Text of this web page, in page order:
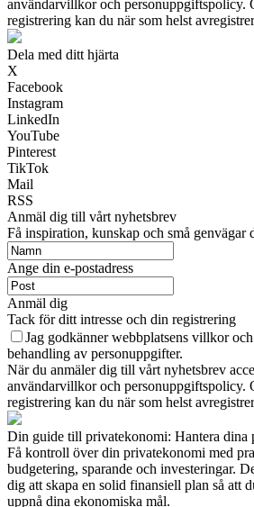
användarvillkor och personuppgiftspolicy.
registrering kan du när som helst
Dela med ditt hjärta
X
Facebook
Instagram
LinkedIn
YouTube
Pinterest
TikTok
Mail
RSS
Anmäl dig till vårt nyhetsbrev
Få inspiration, kunskap och små
Ange din e-postadress
Anmäl dig
Tack för ditt intresse och din registrering
Jag godkänner webbplatsens villkor
behandling av personuppgifter.
När du anmäler dig till vårt nyhetsbrev
användarvillkor och personuppgiftspolicy.
registrering kan du när som helst
Din guide till privatekonomi: Hantera dina
Få kontroll över din privatekonomi med
budgetering, sparande och investeringar.
dig att skapa en solid finansiell plan så att
uppnå dina ekonomiska mål.